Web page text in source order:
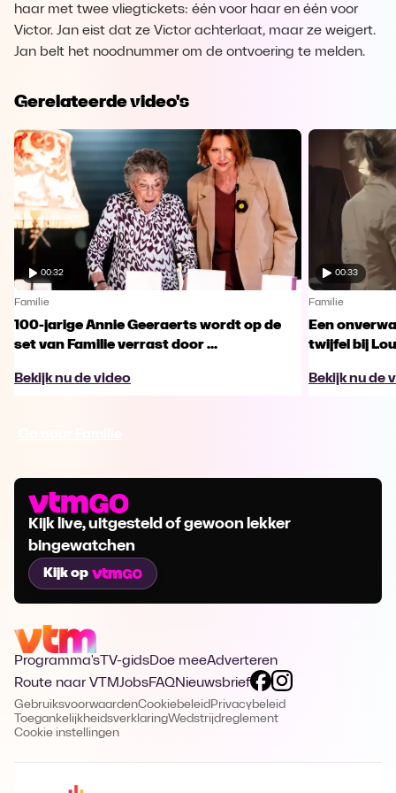
haar met twee vliegtickets: één voor haar en één voor
Victor. Jan eist dat ze Victor achterlaat, maar ze weigert.
Jan belt het noodnummer om de ontvoering te melden.
Gerelateerde video's
00:32
Familie
100-jarige Annie Geeraerts wordt op de
set van Familie verrast door ...
Bekijk nu de video
00:33
Familie
Een
twijfel bij
Bekijk nu de
Kijk live, uitgesteld of gewoon lekker
bingewatchen
Kijk op
Programma's TV-gidsDoe meeAdverteren
Route naar VTMJobsFAQNieuwsbrief
GebruiksvoorwaardenCookiebeleid Privacybeleid
ToegankelijkheidsverklaringWedstrijdreglement
Cookie instellingen